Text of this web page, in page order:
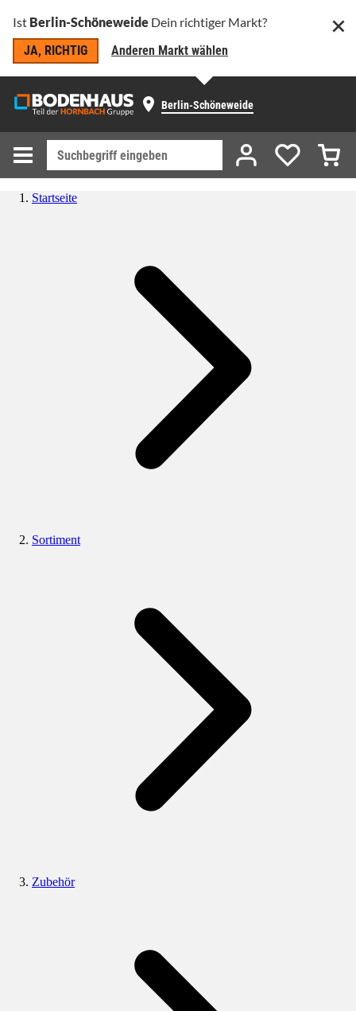
Ist Berlin-Schöneweide Dein richtiger Markt?
JA, RICHTIG
Anderen Markt wählen
Berlin-Schöneweide
Startseite
Sortiment
Zubehör